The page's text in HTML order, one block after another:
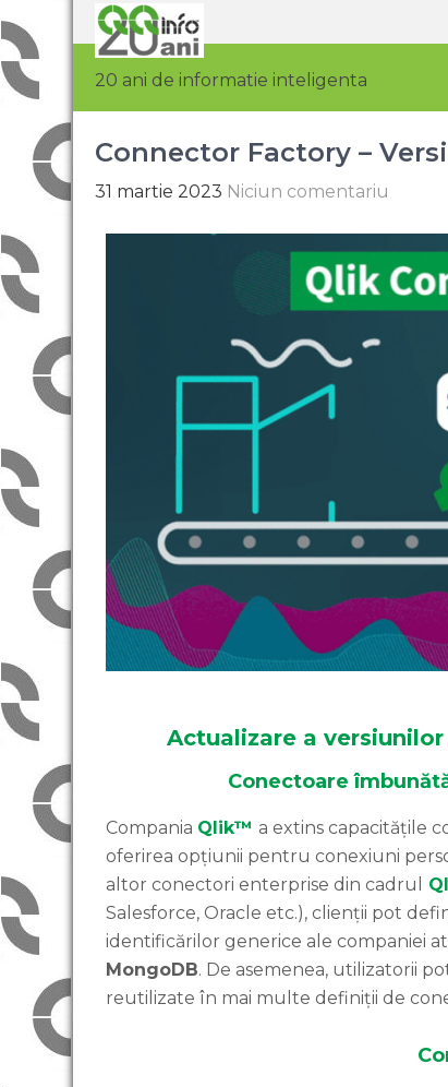
20 ani de informatie inteligenta
Connector Factory –
31 martie 2023 Niciun comentariu
Actualizare a
Conectoare
Compania Qlik™ a extins capacitățile
oferirea opțiunii pentru conexiuni
altor conectori enterprise din cadrul
Salesforce, Oracle etc.), clienții pot
identificărilor generice ale companiei
MongoDB. De asemenea, utilizatorii
reutilizate în mai multe definiții de